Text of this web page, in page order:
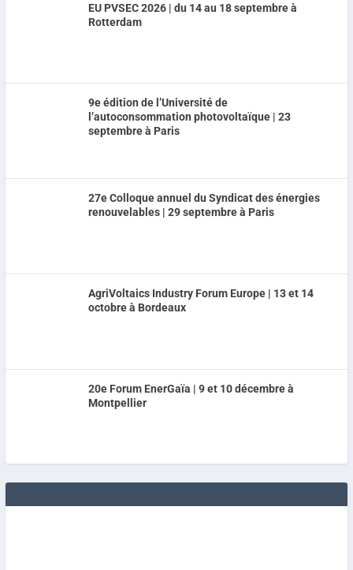
EU PVSEC 2026 | du 14 au 18 septembre à
Rotterdam
9e édition de l’Université de
l’autoconsommation photovoltaïque | 23
septembre à Paris
27e Colloque annuel du Syndicat des énergies
renouvelables | 29 septembre à Paris
AgriVoltaics Industry Forum Europe | 13 et 14
octobre à Bordeaux
20e Forum EnerGaïa | 9 et 10 décembre à
Montpellier